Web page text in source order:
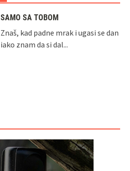
SAMO SA TOBOM
Znaš, kad padne mrak i ugasi se dan
iako znam da si dal...